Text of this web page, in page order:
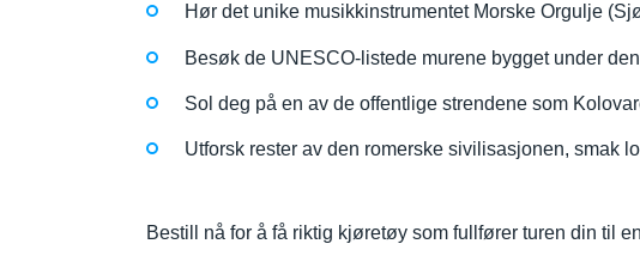
Hør det unike musikkinstrumentet Morske Orgulje
Besøk de UNESCO-listede murene bygget under
Sol deg på en av de offentlige strendene som
Utforsk rester av den romerske sivilisasjonen, smak
Bestill nå for å få riktig kjøretøy som fullfører turen din til